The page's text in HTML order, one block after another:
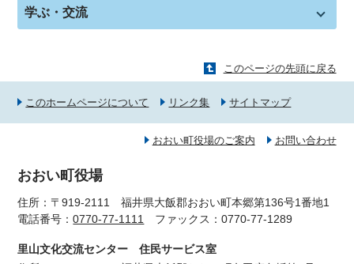
学ぶ・交流
このページの先頭に戻る
このホームページについて リンク集 サイトマップ
おおい町役場のご案内 お問い合わせ
おおい町役場
住所：〒919-2111 福井県大飯郡おおい町本郷第136号1番地1
電話番号：0770-77-1111 ファックス：0770-77-1289
里山文化交流センター 住民サービス室